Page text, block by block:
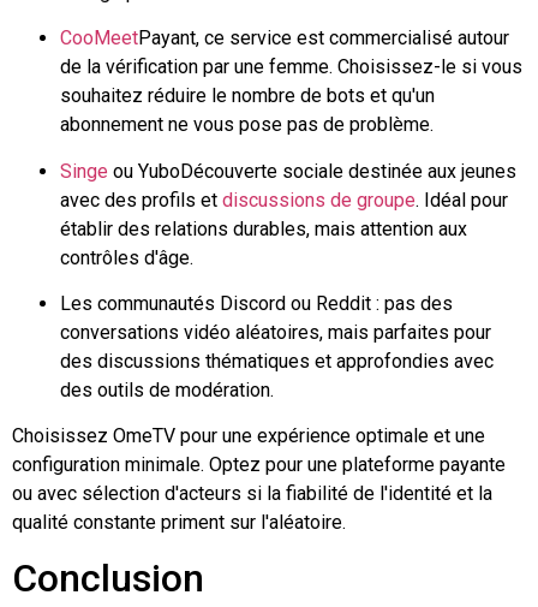
CooMeetPayant, ce service est commercialisé autour
de la vérification par une femme. Choisissez-le si vous
souhaitez réduire le nombre de bots et qu'un
abonnement ne vous pose pas de problème.
Singe ou YuboDécouverte sociale destinée aux jeunes
avec des profils et discussions de groupe. Idéal pour
établir des relations durables, mais attention aux
contrôles d'âge.
Les communautés Discord ou Reddit : pas des
conversations vidéo aléatoires, mais parfaites pour
des discussions thématiques et approfondies avec
des outils de modération.
Choisissez OmeTV pour une expérience optimale et une
configuration minimale. Optez pour une plateforme payante
ou avec sélection d'acteurs si la fiabilité de l'identité et la
qualité constante priment sur l'aléatoire.
Conclusion